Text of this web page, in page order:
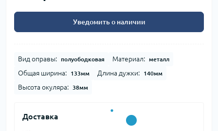
Уведомить о наличии
Вид оправы: полуободковая Материал: металл
Общая ширина: 133мм Длина дужки: 140мм
Высота окуляра: 38мм
Доставка